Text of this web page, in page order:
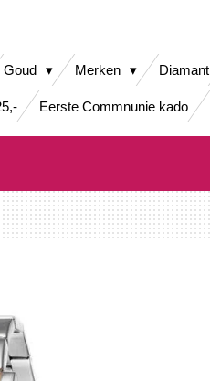
Goud Merken Diamant
Eerste Commnunie kado